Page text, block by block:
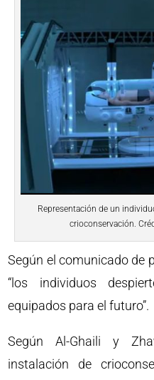
Representación de un
crioconservación.
Según el comunicado de
“los individuos
equipados para el futuro”.
Según Al-Ghaili y
instalación de